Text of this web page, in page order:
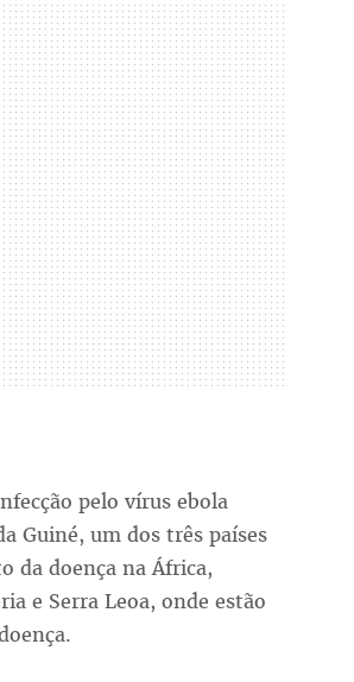
pelo vírus ebola
Guiné, um dos três países
da doença na África,
e Serra Leoa, onde estão